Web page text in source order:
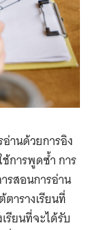
านด้วยการอิง
การพูดซ้ำ การ
รสอนการอ่าน
ารางเรียนที่
รียนที่จะได้รับ